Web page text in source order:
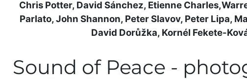
Chris Potter, David Sánchez, Etienne
Parlato, John Shannon, Peter Slavov, Peter Lipa,
David Dorůžka, Kornél Fekete-
Sound of Peace -